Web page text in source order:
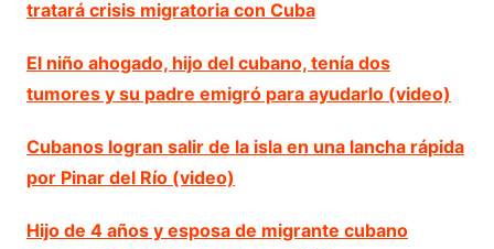
tratará crisis migratoria con Cuba
El niño ahogado, hijo del cubano, tenía dos
tumores y su padre emigró para ayudarlo (video)
Cubanos logran salir de la isla en una lancha rápida
por Pinar del Río (video)
Hijo de 4 años y esposa de migrante cubano